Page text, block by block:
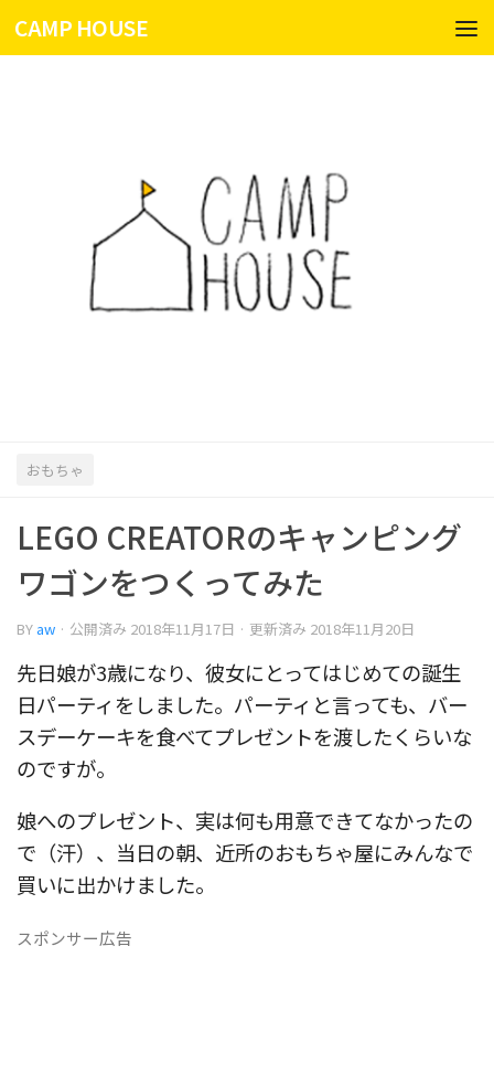
コンテンツへスキップ
CAMP HOUSE
おもちゃ
LEGO CREATORのキャンピング
ワゴンをつくってみた
BY aw · 公開済み 2018年11月17日 · 更新済み 2018年11月20日
先日娘が3歳になり、彼女にとってはじめての誕生
日パーティをしました。パーティと言っても、バー
スデーケーキを食べてプレゼントを渡したくらいな
のですが。
娘へのプレゼント、実は何も用意できてなかったの
で（汗）、当日の朝、近所のおもちゃ屋にみんなで
買いに出かけました。
スポンサー広告